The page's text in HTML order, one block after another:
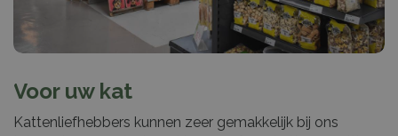
Voor uw kat
Kattenliefhebbers kunnen zeer gemakkelijk bij ons